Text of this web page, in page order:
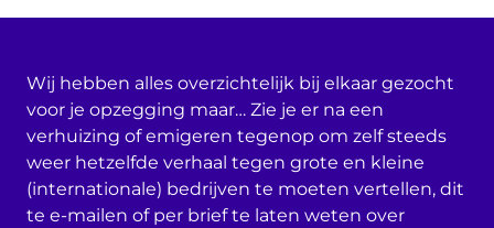
Wij hebben alles overzichtelijk bij elkaar gezocht
voor je opzegging maar… Zie je er na een
verhuizing of emigeren tegenop om zelf steeds
weer hetzelfde verhaal tegen grote en kleine
(internationale) bedrijven te moeten vertellen, dit
te e-mailen of per brief te laten weten over